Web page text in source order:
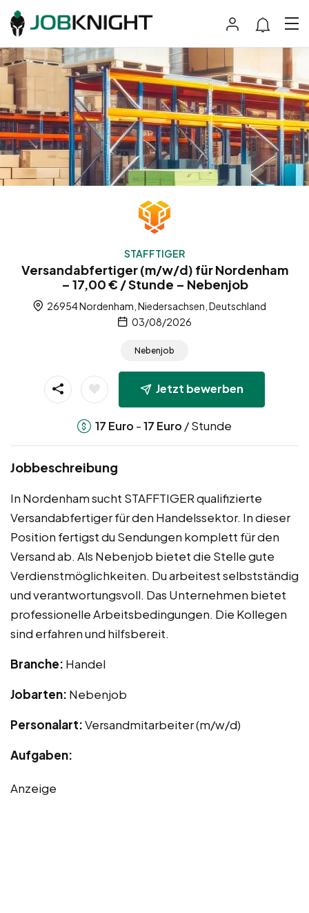
STAFFTIGER
Versandabfertiger (m/w/d) für Nordenham
– 17,00 € / Stunde – Nebenjob
26954 Nordenham, Niedersachsen, Deutschland
03/08/2026
Nebenjob
Jetzt bewerben
17 Euro -17 Euro / Stunde
Jobbeschreibung
In Nordenham sucht STAFFTIGER qualifizierte
Versandabfertiger für den Handelssektor. In dieser
Position fertigst du Sendungen komplett für den
Versand ab. Als Nebenjob bietet die Stelle gute
Verdienstmöglichkeiten. Du arbeitest selbstständig
und verantwortungsvoll. Das Unternehmen bietet
professionelle Arbeitsbedingungen. Die Kollegen
sind erfahren und hilfsbereit.
Branche: Handel
Jobarten: Nebenjob
Personalart:Versandmitarbeiter (m/w/d)
Aufgaben:
Anzeige